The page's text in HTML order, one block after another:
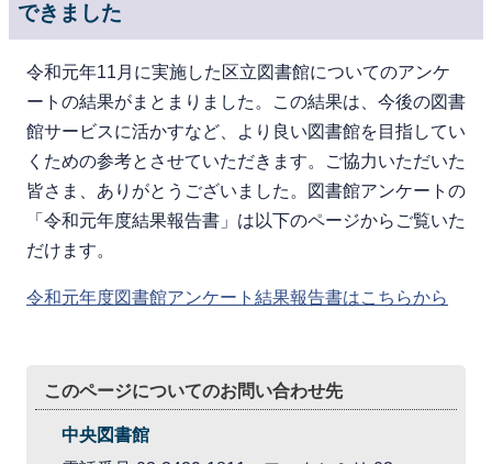
できました
令和元年11月に実施した区立図書館についてのアンケ
ートの結果がまとまりました。この結果は、今後の図書
館サービスに活かすなど、より良い図書館を目指してい
くための参考とさせていただきます。ご協力いただいた
皆さま、ありがとうございました。図書館アンケートの
「令和元年度結果報告書」は以下のページからご覧いた
だけます。
令和元年度図書館アンケート結果報告書はこちらから
このページについてのお問い合わせ先
中央図書館